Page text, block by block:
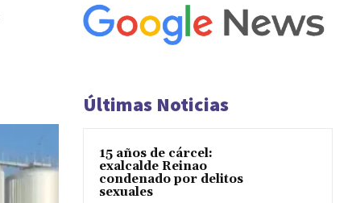
Últimas Noticias
15 años de cárcel:
exalcalde Reinao
condenado por delitos
sexuales